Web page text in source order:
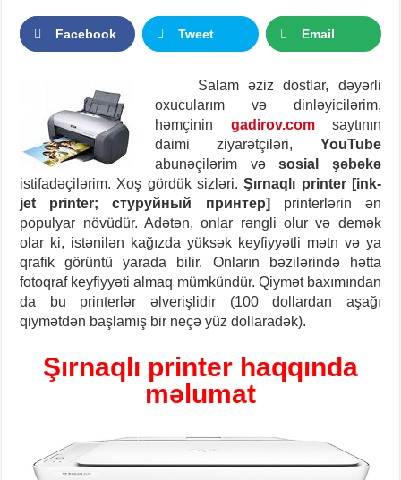
Facebook Tweet Email
Salam əziz dostlar, dəyərli
oxucularım və dinləyicilərim,
həmçinin gadirov.comsaytının
daimi ziyarətçiləri, YouTube
abunəçilərim vəsosial şəbəkə
istifadəçilərim. Xoş gördük sizləri.Şırnaqlı printer [ink-
jet printer; стуруйный принтер] printerlərin ən
populyar növüdür. Adətən, onlar rəngli olur və demək
olar ki, istənilən kağızda yüksək keyfiyyətli mətn və ya
qrafik görüntü yarada bilir. Onların bəzilərində hətta
fotoqraf keyfiyyəti almaq mümkündür. Qiymət baxımından
da bu printerlər əlverişlidir (100 dollardan aşağı
qiymətdən başlamış bir neçə yüz dollaradək).
Şırnaqlı printer haqqında
məlumat